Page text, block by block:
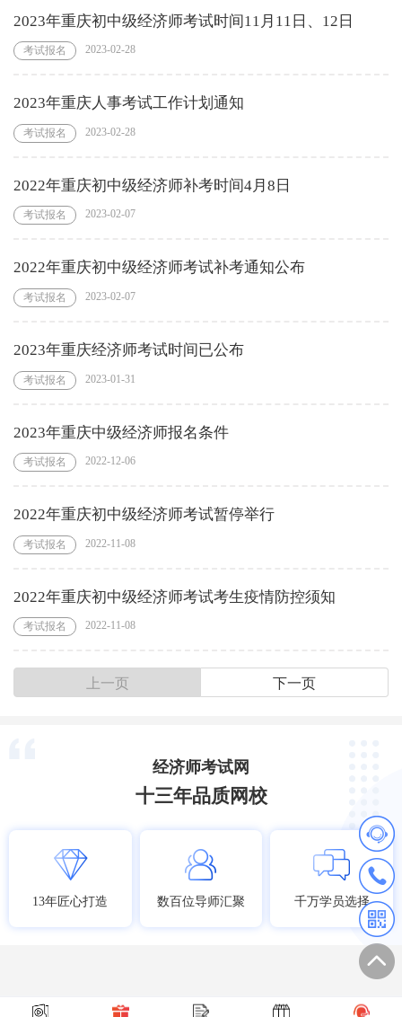
2023年重庆初中级经济师考试时间11月11日、12日
考试报名 2023-02-28
2023年重庆人事考试工作计划通知
考试报名 2023-02-28
2022年重庆初中级经济师补考时间4月8日
考试报名 2023-02-07
2022年重庆初中级经济师考试补考通知公布
考试报名 2023-02-07
2023年重庆经济师考试时间已公布
考试报名 2023-01-31
2023年重庆中级经济师报名条件
考试报名 2022-12-06
2022年重庆初中级经济师考试暂停举行
考试报名 2022-11-08
2022年重庆初中级经济师考试考生疫情防控须知
考试报名 2022-11-08
上一页 下一页
经济师考试网
十三年品质网校
13年匠心打造 数百位导师汇聚 千万学员选择